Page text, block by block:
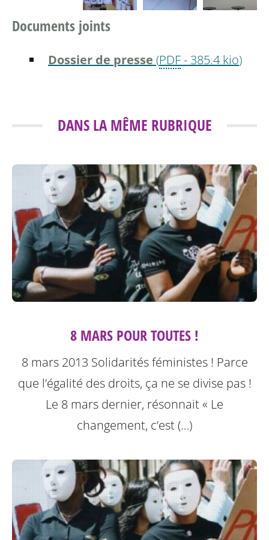
Documents joints
Dossier de presse (PDF- 385.4 kio)
DANS LA MÊME RUBRIQUE
8 MARS POUR TOUTES !
8 mars 2013 Solidarités féministes ! Parce
que l’égalité des droits, ça ne se divise pas !
Le 8 mars dernier, résonnait « Le
changement, c’est (…)